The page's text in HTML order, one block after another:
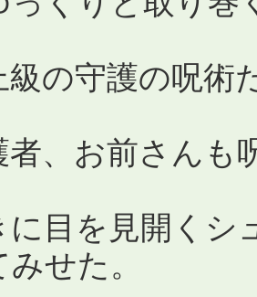
の守護の呪術
者、お前さん
目を見開くシ
せた。